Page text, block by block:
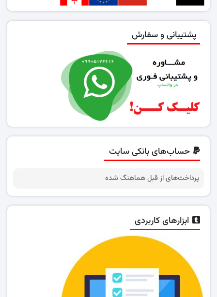
پشتیبانی و سفارش
حساب‌های بانکی سایت
پرداخت‌های از قبل هماهنگ شده
ابزارهای کاربردی